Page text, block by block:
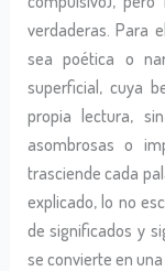
verdaderas. Para
sea poética o
superficial, cuya
propia lectura,
asombrosas o
trasciende cada
explicado, lo no
de significados y
se convierte en